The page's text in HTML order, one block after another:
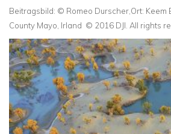
Beitragsbild: © Romeo Durscher,Ort: Keem
County Mayo, Irland © 2016 DJI. All rights